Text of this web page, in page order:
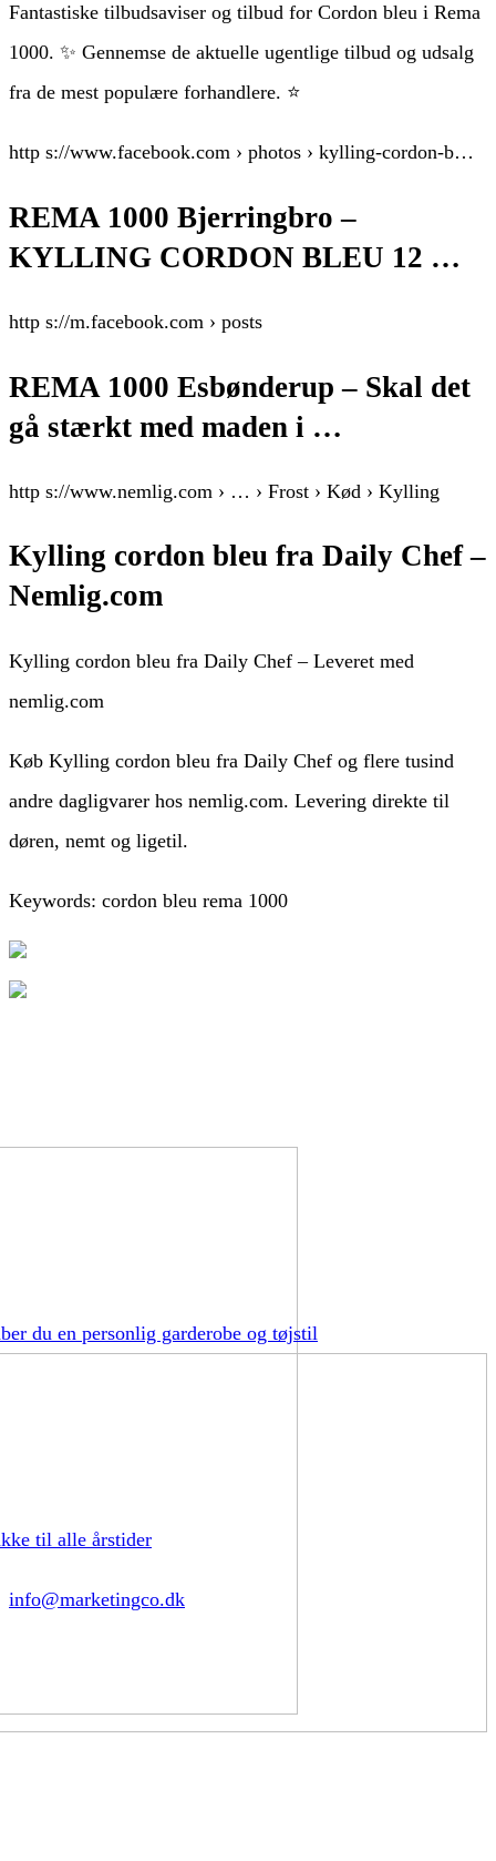
Fantastiske tilbudsaviser og tilbud for Cordon bleu i Rema
1000. ✨ Gennemse de aktuelle ugentlige tilbud og udsalg
fra de mest populære forhandlere. ⭐
http s://www.facebook.com › photos › kylling-cordon-b…
REMA 1000 Bjerringbro –
KYLLING CORDON BLEU 12 …
http s://m.facebook.com › posts
REMA 1000 Esbønderup – Skal det
gå stærkt med maden i …
http s://www.nemlig.com › … › Frost › Kød › Kylling
Kylling cordon bleu fra Daily Chef –
Nemlig.com
Kylling cordon bleu fra Daily Chef – Leveret med
nemlig.com
Køb Kylling cordon bleu fra Daily Chef og flere tusind
andre dagligvarer hos nemlig.com. Levering direkte til
døren, nemt og ligetil.
Keywords: cordon bleu rema 1000
du en personlig garderobe og tøjstil
til alle årstider
info@marketingco.dk